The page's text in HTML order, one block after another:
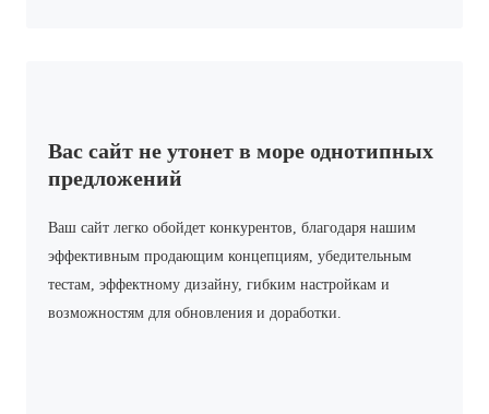
Вас сайт не утонет в море однотипных
предложений
Ваш сайт легко обойдет конкурентов, благодаря нашим
эффективным продающим концепциям, убедительным
тестам, эффектному дизайну, гибким настройкам и
возможностям для обновления и доработки.